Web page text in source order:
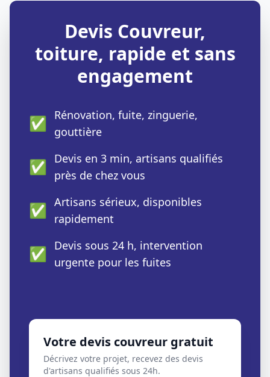
Devis Couvreur,
toiture, rapide et sans
engagement
✅ Rénovation, fuite, zinguerie,
gouttière
✅ Devis en 3 min, artisans qualifiés
près de chez vous
✅ Artisans sérieux, disponibles
rapidement
✅ Devis sous 24 h, intervention
urgente pour les fuites
Votre devis couvreur gratuit
Décrivez votre projet, recevez des devis
d'artisans qualifiés sous 24h.